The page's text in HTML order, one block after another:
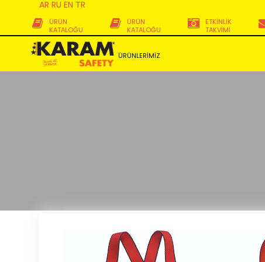
AR RU EN TR
ETKİNLİK
TAKVİMİ
ÜRÜN
KATALOĞU
ÜRÜN
KATALOĞU
ÜRÜNLERİMİZ